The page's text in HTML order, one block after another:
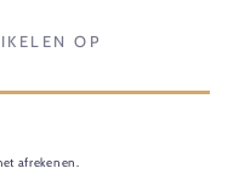
OP
afrekenen.